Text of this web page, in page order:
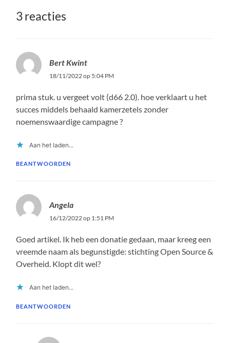
3 reacties
Bert Kwint
18/11/2022 op 5:04 PM
prima stuk. u vergeet volt (d66 2.0). hoe verklaart u het
succes middels behaald kamerzetels zonder
noemenswaardige campagne ?
Aan het laden...
BEANTWOORDEN
Angela
16/12/2022 op 1:51 PM
Goed artikel. Ik heb een donatie gedaan, maar kreeg een
vreemde naam als begunstigde: stichting Open Source &
Overheid. Klopt dit wel?
Aan het laden...
BEANTWOORDEN